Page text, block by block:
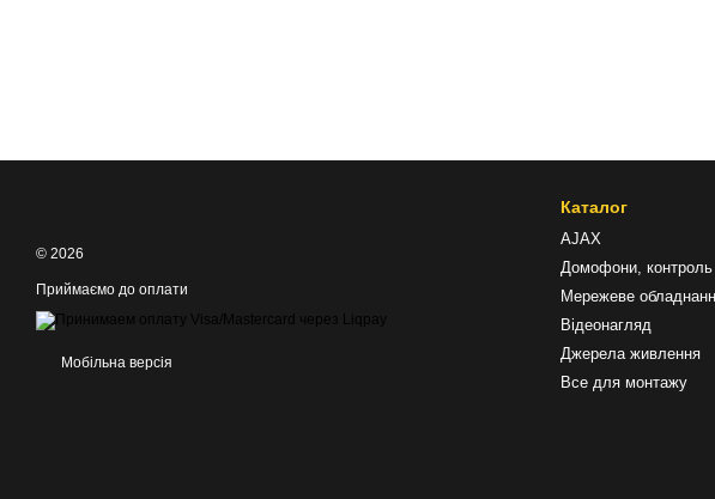
© 2026
Приймаємо до оплати
Мобільна версія
Каталог
AJAX
Домофони, контроль
Мережеве
Відеонагляд
Джерела живлення
Все для монтажу